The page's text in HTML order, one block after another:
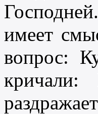
имеет
вопрос: